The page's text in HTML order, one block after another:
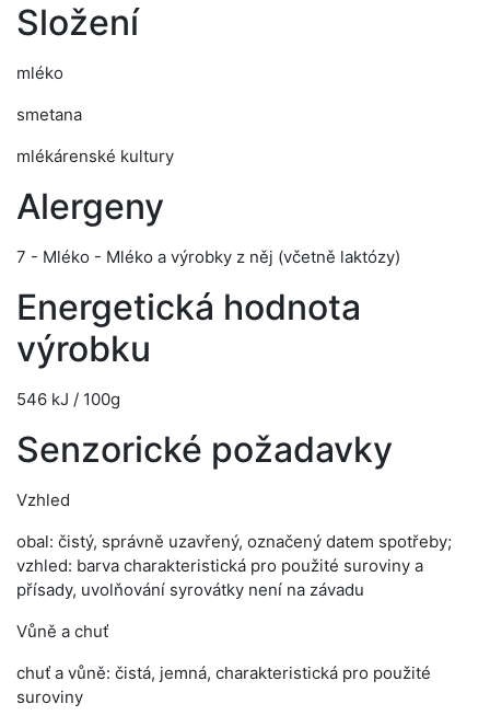
Složení
mléko
smetana
mlékárenské kultury
Alergeny
7 - Mléko - Mléko a výrobky z něj (včetně laktózy)
Energetická hodnota
výrobku
546 kJ / 100g
Senzorické požadavky
Vzhled
obal: čistý, správně uzavřený, označený datem spotřeby;
vzhled: barva charakteristická pro použité suroviny a
přísady, uvolňování syrovátky není na závadu
Vůně a chuť
chuť a vůně: čistá, jemná, charakteristická pro použité
suroviny